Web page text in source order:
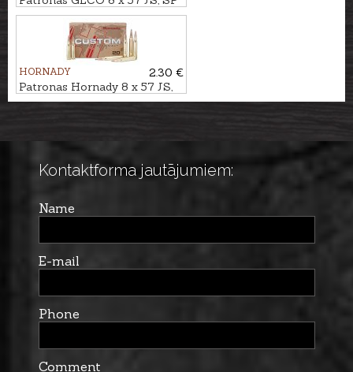
12,0g
HORNADY
2.30 €
Patronas Hornady 8 x 57 JS,
SP 12,6g Custom INT
Kontaktforma jautājumiem:
Name
E-mail
Phone
Comment